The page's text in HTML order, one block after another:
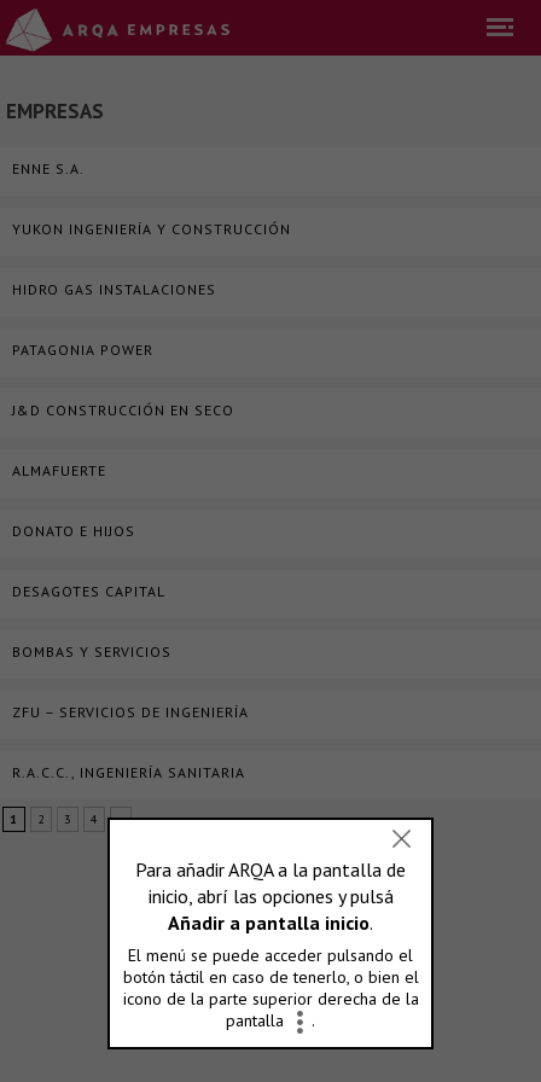
EMPRESAS
ENNE S.A.
YUKON INGENIERÍA Y CONSTRUCCIÓN
HIDRO GAS INSTALACIONES
PATAGONIA POWER
J&D CONSTRUCCIÓN EN SECO
ALMAFUERTE
DONATO E HIJOS
DESAGOTES CAPITAL
BOMBAS Y SERVICIOS
ZFU – SERVICIOS DE INGENIERÍA
R.A.C.C., INGENIERÍA SANITARIA
1 2 3 4 »